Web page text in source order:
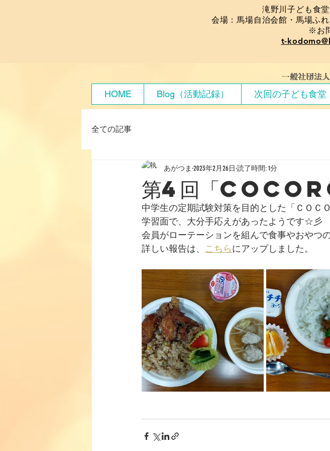
滝野川子ども食
会場：馬場自治会館・馬場ふ
※お
t-
一般社団法
HOME Blog（活動記録） 次回の子ども食堂
全ての記事
第4回「
あがつま 2023年2月26日 読了時間: 1分
中学生の定期試験対策を目的とした「ＣＯＣ
学習面で、大分手応えがあったようです☆彡
会員がローテーションを組んで食事やおやつ
詳しい報告は、 こちらにアップしました。